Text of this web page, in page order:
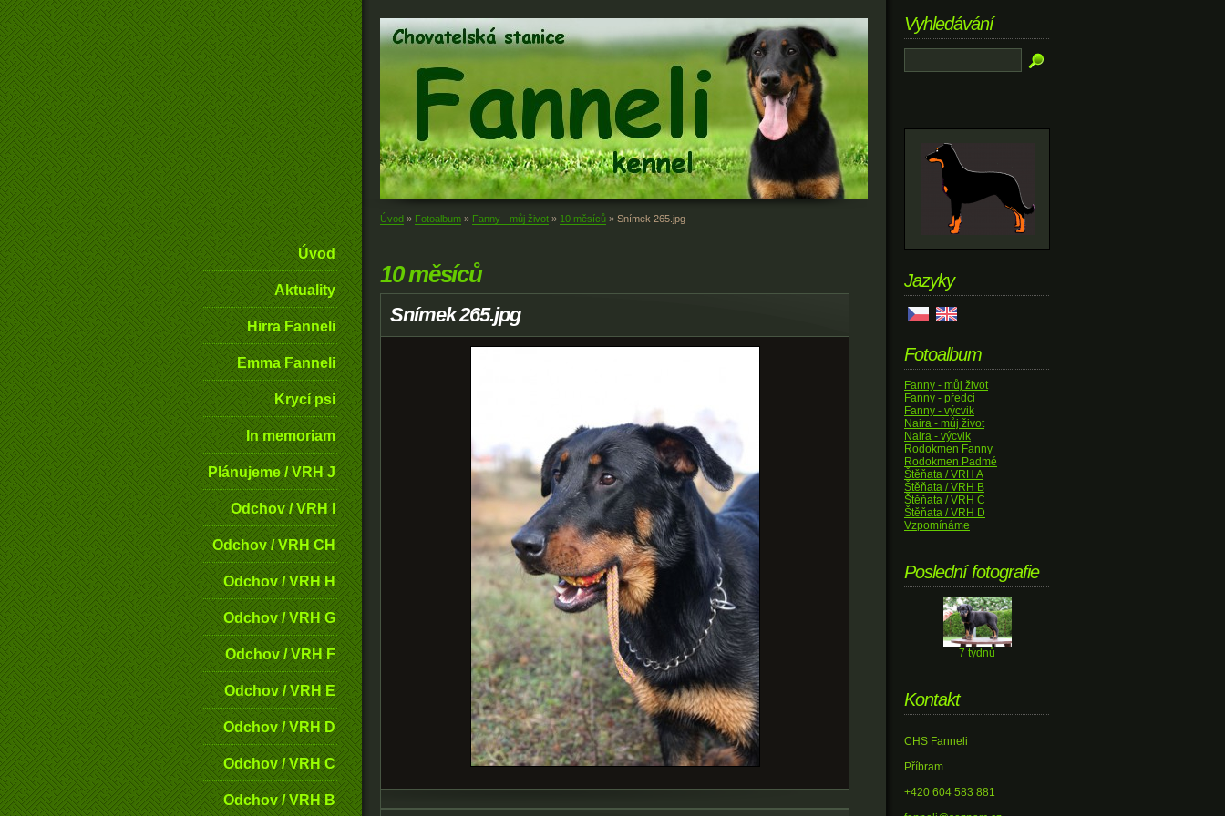
Úvod
Aktuality
Hirra Fanneli
Emma Fanneli
Krycí psi
In memoriam
Plánujeme / VRH J
Odchov / VRH I
Odchov / VRH CH
Odchov / VRH H
Odchov / VRH G
Odchov / VRH F
Odchov / VRH E
Odchov / VRH D
Odchov / VRH C
Odchov / VRH B
Úvod » Fotoalbum » Fanny - můj život » 10 měsíců » Snímek 265.jpg
10 měsíců
Snímek 265.jpg
Vyhledávání
Jazyky
Fotoalbum
Fanny - můj život
Fanny - předci
Fanny - výcvik
Naira - můj život
Naira - výcvik
Rodokmen Fanny
Rodokmen Padmé
Štěňata / VRH A
Štěňata / VRH B
Štěňata / VRH C
Štěňata / VRH D
Vzpomínáme
Poslední fotografie
7 týdnů
Kontakt
CHS Fanneli
Příbram
+420 604 583 881